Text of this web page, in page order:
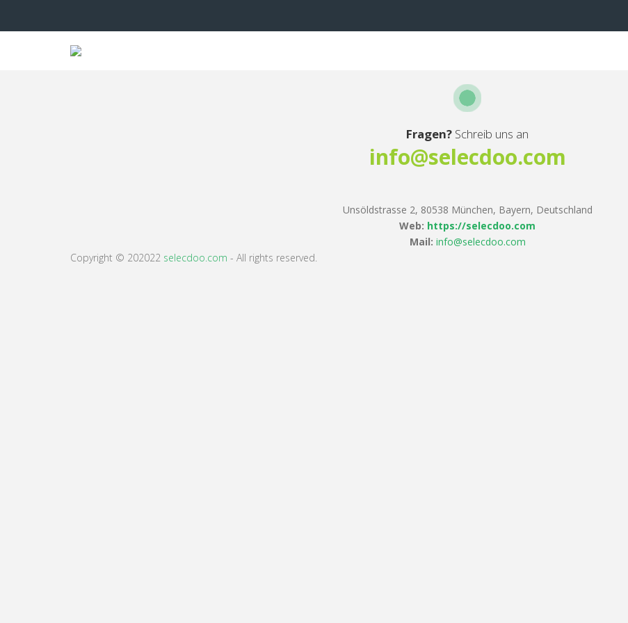
Fragen? Schreib uns an
info@selecdoo.com
Unsöldstrasse 2, 80538 München, Bayern, Deutschland
Web: https://selecdoo.com
Mail: info@selecdoo.com
Copyright © 202022 selecdoo.com - All rights reserved.